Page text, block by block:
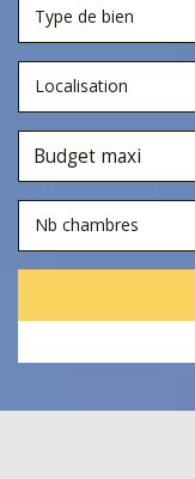
Type de bien
Localisation
Nb chambres